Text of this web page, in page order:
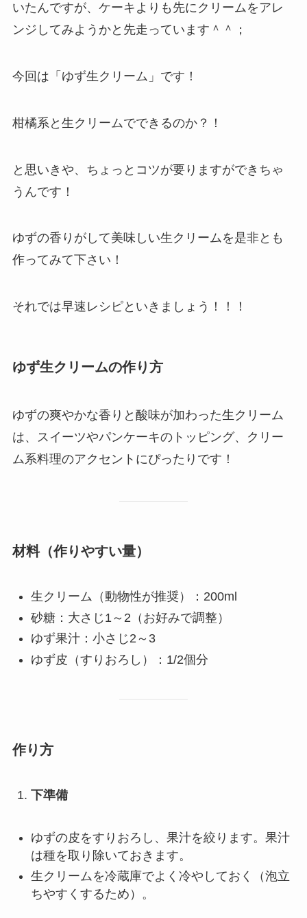
いたんですが、ケーキよりも先にクリームをアレ
ンジしてみようかと先走っています＾＾；
今回は「ゆず生クリーム」です！
柑橘系と生クリームでできるのか？！
と思いきや、ちょっとコツが要りますができちゃ
うんです！
ゆずの香りがして美味しい生クリームを是非とも
作ってみて下さい！
それでは早速レシピといきましょう！！！
ゆず生クリームの作り方
ゆずの爽やかな香りと酸味が加わった生クリーム
は、スイーツやパンケーキのトッピング、クリー
ム系料理のアクセントにぴったりです！
材料（作りやすい量）
生クリーム（動物性が推奨）：200ml
砂糖：大さじ1～2（お好みで調整）
ゆず果汁：小さじ2～3
ゆず皮（すりおろし）：1/2個分
作り方
下準備
ゆずの皮をすりおろし、果汁を絞ります。果汁
は種を取り除いておきます。
生クリームを冷蔵庫でよく冷やしておく（泡立
ちやすくするため）。